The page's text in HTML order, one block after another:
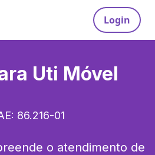
Login
Uti Móvel
86.216-01
o atendimento de